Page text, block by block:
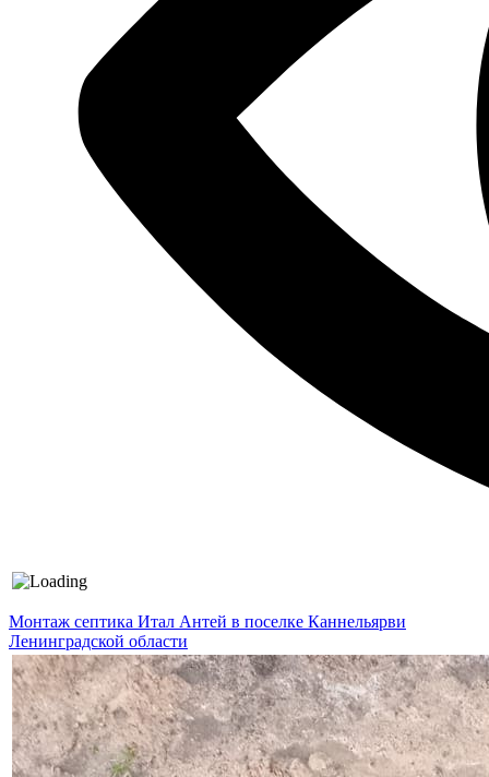
Монтаж септика Итал Антей в поселке Каннельярви
Ленинградской области